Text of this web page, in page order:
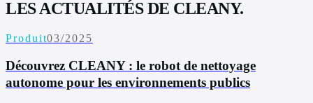
LES ACTUALITÉS DE CLEANY.
Produit03/2025
Découvrez CLEANY : le robot de nettoyage
autonome pour les environnements publics